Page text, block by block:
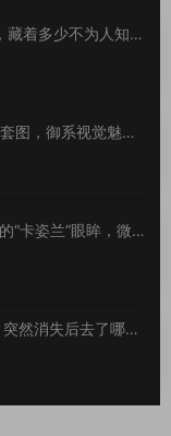
着多少不为人知的
图，御系视觉魅力
“卡姿兰”眼眸，微密
然消失后去了哪